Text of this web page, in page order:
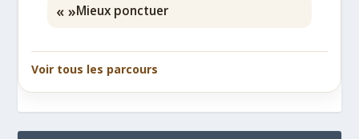
« »Mieux ponctuer
Voir tous les parcours